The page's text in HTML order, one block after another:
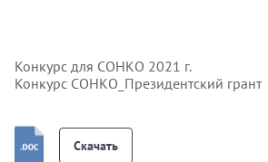
Конкурс для СОНКО 2021 г.
Конкурс СОНКО_Президентский грант
Скачать